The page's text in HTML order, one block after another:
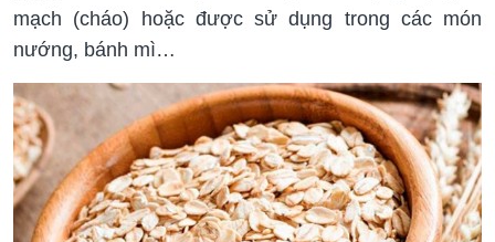
mạch (cháo) hoặc được sử dụng trong các món
nướng, bánh mì…